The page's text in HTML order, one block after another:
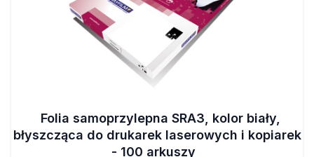
Folia samoprzylepna SRA3, kolor biały,
błyszcząca do drukarek laserowych i kopiarek
- 100 arkuszy